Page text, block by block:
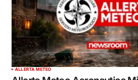
ALLERTA METEO